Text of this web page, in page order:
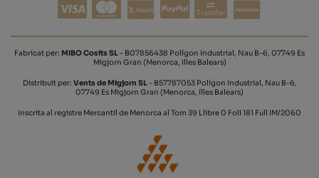
Transfer
Fabricat per: MIBO Cosits SL - B07856438 Polígon Industrial, Nau B-6, 07749 Es
Migjorn Gran (Menorca, Illes Balears)
Distribuït per: Vents de Migjorn SL - B57787053 Polígon Industrial, Nau B-6,
07749 Es Migjorn Gran (Menorca, Illes Balears)
Inscrita al registre Mercantil de Menorca al Tom 39 Llibre 0 Foli 181 Full IM/2060